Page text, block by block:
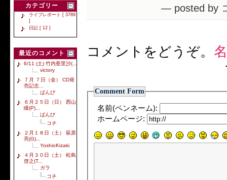
カテゴリー
ライブレポート [ 3789
]
日記 [ 12 ]
最近のコメント
6/11 (土) 竹内亜里沙(...
victory
７月 ７日（金） CD発
売記念...
ばんび
６月２５日（日） 西山
瞳(P)...
ばんび
コチ
２月１８日（土） 荻原
亮(G)...
YoshioKizaki
４月３０日（土） 松島
啓之(T...
ガラ
コチ
— posted by
コメントをどうぞ。
Comment Form
名前(ペンネーム):
ホームページ: